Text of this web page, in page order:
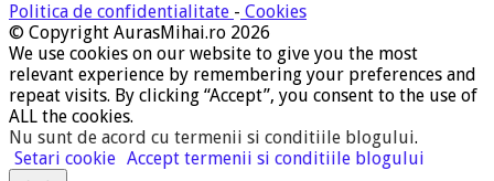
Politica de confidentialitate - Cookies
© Copyright AurasMihai.ro 2026
We use cookies on our website to give you the most
relevant experience by remembering your preferences and
repeat visits. By clicking “Accept”, you consent to the use of
ALL the cookies.
Nu sunt de acord cu termenii si conditiile blogului.
Setari cookie Accept termenii si conditiile blogului